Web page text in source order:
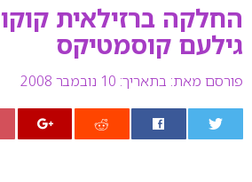
החלקה ברזילאית
גילעם קוסמטיקס
פורסם מאת: בתאריך: 10 נובמבר 2008